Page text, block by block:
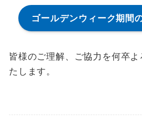
ゴールデンウィーク期間
皆様のご理解、ご協力を何卒
たします。